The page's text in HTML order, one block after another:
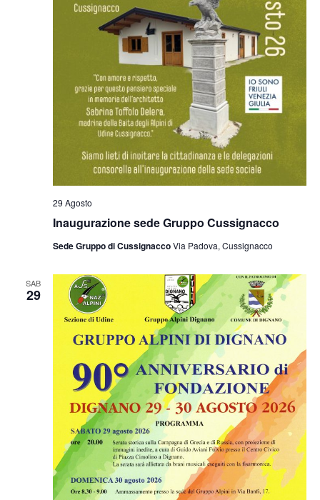
Inaugurazione sede Gruppo Cussignacco
29 Agosto
Sede Gruppo di CussignaccoVia Padova, Cussignacco
SAB
29